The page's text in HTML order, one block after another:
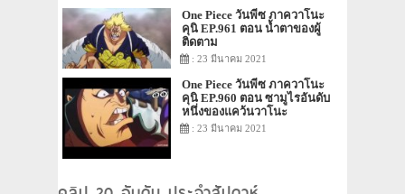
One Piece วันพีซ ภาควาโนะ
คุนิ EP.961 ตอน น้ำตาของผู้
ติดตาม
: 23 มีนาคม 2021
One Piece วันพีซ ภาควาโนะ
คุนิ EP.960 ตอน ซามูไรอันดับ
หนึ่งของแคว้นวาโนะ
: 23 มีนาคม 2021